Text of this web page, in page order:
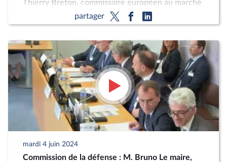
Thierry Breton, commissaire européen au marché
intérieur, sur la stratégie européenne pour
l’industrie de défense
partager
mardi 4 juin 2024
Commission de la défense : M. Bruno Le maire,